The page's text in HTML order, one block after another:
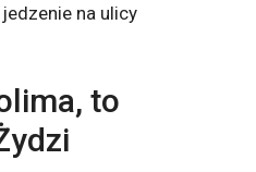
to